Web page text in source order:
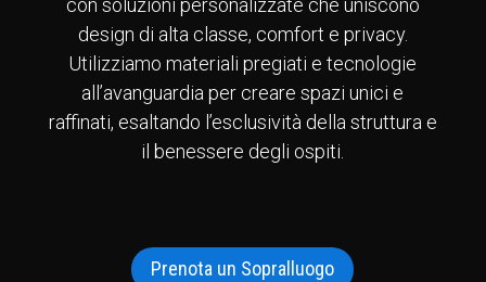
con soluzioni personalizzate che uniscono
design di alta classe, comfort e privacy.
Utilizziamo materiali pregiati e tecnologie
all’avanguardia per creare spazi unici e
raffinati, esaltando l’esclusività della struttura e
il benessere degli ospiti.
Prenota un Sopralluogo